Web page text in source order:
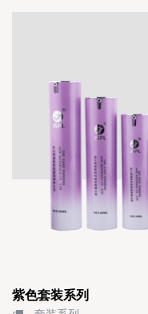
紫色套装系列